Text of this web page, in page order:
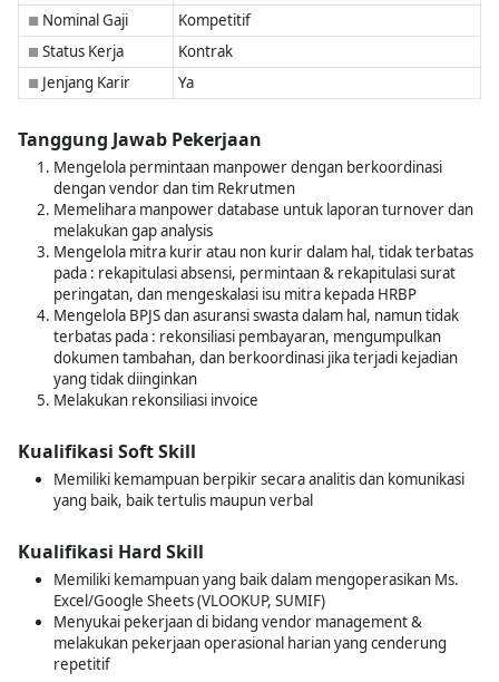
■ Nominal Gaji Kompetitif
■ Status Kerja Kontrak
■ Jenjang Karir Ya
Tanggung Jawab Pekerjaan
Mengelola permintaan manpower dengan berkoordinasi
dengan vendor dan tim Rekrutmen
Memelihara manpower database untuk laporan turnover dan
melakukan gap analysis
Mengelola mitra kurir atau non kurir dalam hal, tidak terbatas
pada : rekapitulasi absensi, permintaan & rekapitulasi surat
peringatan, dan mengeskalasi isu mitra kepada HRBP
Mengelola BPJS dan asuransi swasta dalam hal, namun tidak
terbatas pada : rekonsiliasi pembayaran, mengumpulkan
dokumen tambahan, dan berkoordinasi jika terjadi kejadian
yang tidak diinginkan
Melakukan rekonsiliasi invoice
Kualifikasi Soft Skill
Memiliki kemampuan berpikir secara analitis dan komunikasi
yang baik, baik tertulis maupun verbal
Kualifikasi Hard Skill
Memiliki kemampuan yang baik dalam mengoperasikan Ms.
Excel/Google Sheets (VLOOKUP, SUMIF)
Menyukai pekerjaan di bidang vendor management &
melakukan pekerjaan operasional harian yang cenderung
repetitif